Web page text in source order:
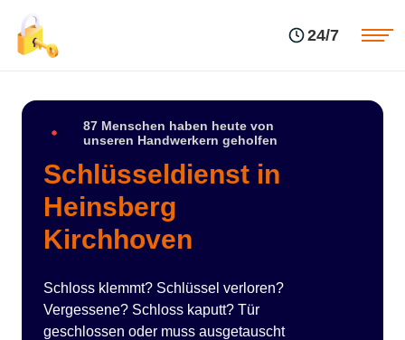
24/7
87 Menschen haben heute von
unseren Handwerkern geholfen
Schlüsseldienst in
Heinsberg
Kirchhoven
Schloss klemmt? Schlüssel verloren?
Vergessene? Schloss kaputt? Tür
geschlossen oder muss ausgetauscht